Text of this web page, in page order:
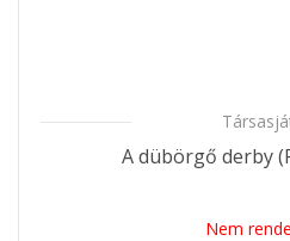
A dübörgő derby
Nem